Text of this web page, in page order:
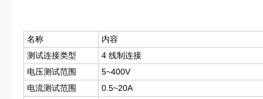
名称
内容
测试连接类型
4 线制连接
电压测试范围
5~400V
电流测试范围
0.5~20A